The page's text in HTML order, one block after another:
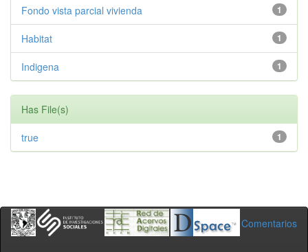
1
Fondo vista parcial vivienda
1
Habitat
1
Indigena
Has File(s)
1
true
Comentarios